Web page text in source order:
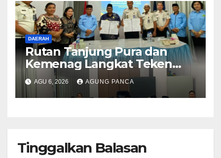
DAERAH
Rutan Tanjung Pura dan
Kemenag Langkat Teken
PKS Pembinaan Kerohanian
Warga Binaan
AGU 6, 2026 AGUNG PANCA
Tinggalkan Balasan